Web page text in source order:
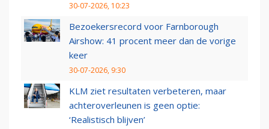
30-07-2026, 10:23
Bezoekersrecord voor Farnborough
Airshow: 41 procent meer dan de vorige
keer
30-07-2026, 9:30
KLM ziet resultaten verbeteren, maar
achteroverleunen is geen optie:
‘Realistisch blijven’